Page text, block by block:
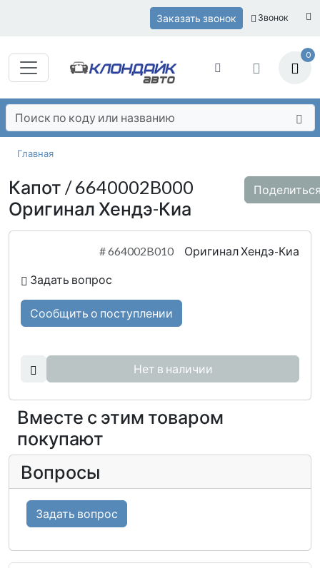
Заказать звонок Звонок
0
Главная
Капот / 6640002B000
Оригинал Хендэ-Киа
#664002B010 Оригинал Хендэ-Киа
Задать вопрос
Сообщить о поступлении
Нет в наличии
Вместе с этим товаром
покупают
Вопросы
Задать вопрос